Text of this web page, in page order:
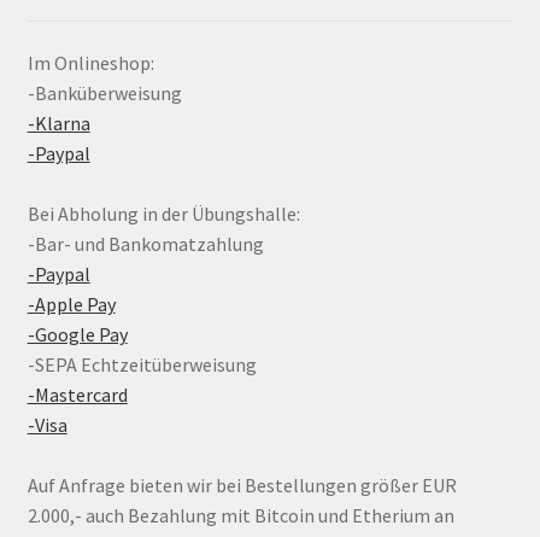
Im Onlineshop:
-Banküberweisung
-Klarna
-Paypal
Bei Abholung in der Übungshalle:
-Bar- und Bankomatzahlung
-Paypal
-Apple Pay
-Google Pay
-SEPA Echtzeitüberweisung
-Mastercard
-Visa
Auf Anfrage bieten wir bei Bestellungen größer EUR
2.000,- auch Bezahlung mit Bitcoin und Etherium an